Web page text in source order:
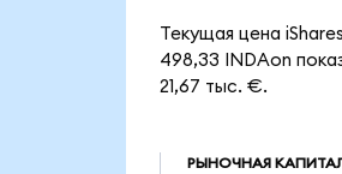
Текущая цена
498,33 INDAon
21,67 тыс. €.
РЫНОЧНАЯ